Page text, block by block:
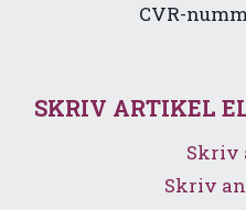
CVR-
SKRIV ARTIKEL
Skriv
Skriv